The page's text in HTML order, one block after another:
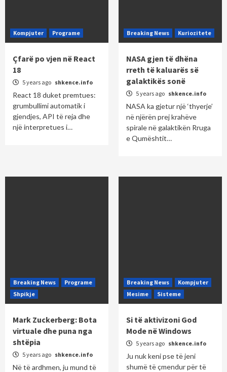
Kompjuter Programe
Çfarë po vjen në React
18
5 years ago shkence.info
React 18 duket premtues:
grumbullimi automatik i
gjendjes, API të reja dhe
një interpretues i…
Breaking News Kuriozitete
NASA gjen të dhëna
rreth të kaluarës së
galaktikës sonë
5 years ago shkence.info
NASA ka gjetur një ‘thyerje’
në njërën prej krahëve
spirale në galaktikën Rruga
e Qumështit…
Breaking News
Programe
Shpikje
Mark Zuckerberg: Bota
virtuale dhe puna nga
shtëpia
5 years ago shkence.info
Në të ardhmen, ju mund të
Breaking News
Kompjuter
Mesime
Sisteme
Si të aktivizoni God
Mode në Windows
5 years ago shkence.info
Ju nuk keni pse të jeni
shumë të çmendur për të